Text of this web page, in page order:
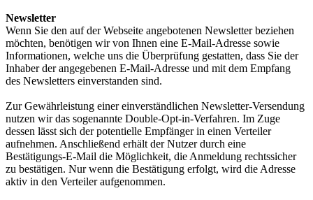
Newsletter
Wenn Sie den auf der Webseite angebotenen Newsletter beziehen
möchten, benötigen wir von Ihnen eine E-Mail-Adresse sowie
Informationen, welche uns die Überprüfung gestatten, dass Sie der
Inhaber der angegebenen E-Mail-Adresse und mit dem Empfang
des Newsletters einverstanden sind.
Zur Gewährleistung einer einverständlichen Newsletter-Versendung
nutzen wir das sogenannte Double-Opt-in-Verfahren. Im Zuge
dessen lässt sich der potentielle Empfänger in einen Verteiler
aufnehmen. Anschließend erhält der Nutzer durch eine
Bestätigungs-E-Mail die Möglichkeit, die Anmeldung rechtssicher
zu bestätigen. Nur wenn die Bestätigung erfolgt, wird die Adresse
aktiv in den Verteiler aufgenommen.